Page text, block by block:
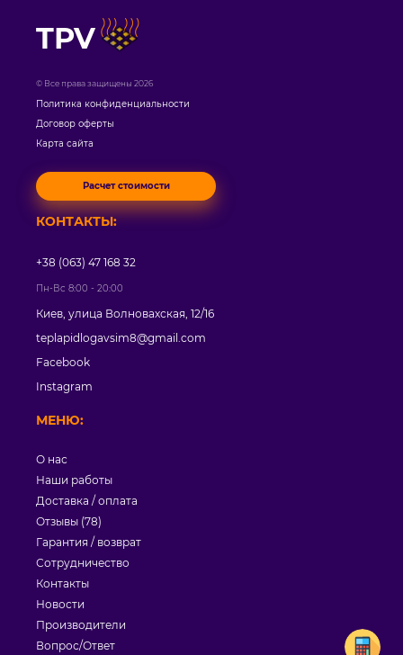
TPV
© Все права защищены 2026
Политика конфиденциальности
Договор оферты
Карта сайта
Расчет стоимости
МЕНЮ:
О нас
Наши работы
Доставка / оплата
Отзывы (78)
Гарантия / возврат
Сотрудничество
Контакты
Новости
Производители
Вопрос/Ответ
КОНТАКТЫ:
+38 (063) 47 168 32
Пн-Вс 8:00 - 20:00
Киев, улица Волновахская, 12/16
teplapidlogavsim8@gmail.com
Facebook
Instagram